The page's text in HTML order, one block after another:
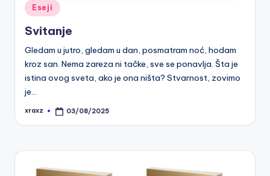
Posted
Eseji
Svitanje
Gledam u jutro, gledam u dan, posmatram noć, hodam
kroz san. Nema zareza ni tačke, sve se ponavlja. Šta je
istina ovog sveta, ako je ona ništa? Stvarnost, zovimo
je…
Posted
xraxz 03/08/2025